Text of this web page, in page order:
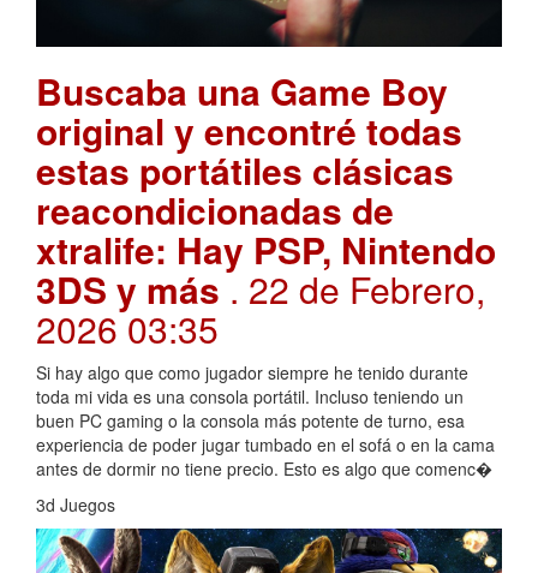
Buscaba una Game Boy
original y encontré todas
estas portátiles clásicas
reacondicionadas de
xtralife: Hay PSP, Nintendo
3DS y más. 22 de Febrero,
2026 03:35
Si hay algo que como jugador siempre he tenido durante
toda mi vida es una consola portátil. Incluso teniendo un
buen PC gaming o la consola más potente de turno, esa
experiencia de poder jugar tumbado en el sofá o en la cama
antes de dormir no tiene precio. Esto es algo que comenc�
3d Juegos